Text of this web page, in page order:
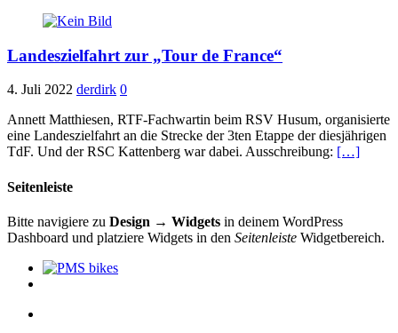
Landeszielfahrt zur „Tour de France“
4. Juli 2022 derdirk 0
Annett Matthiesen, RTF-Fachwartin beim RSV Husum, organisierte
eine Landeszielfahrt an die Strecke der 3ten Etappe der diesjährigen
TdF. Und der RSC Kattenberg war dabei. Ausschreibung: […]
Seitenleiste
Bitte navigiere zu Design → Widgets in deinem WordPress
Dashboard und platziere Widgets in den Seitenleiste Widgetbereich.